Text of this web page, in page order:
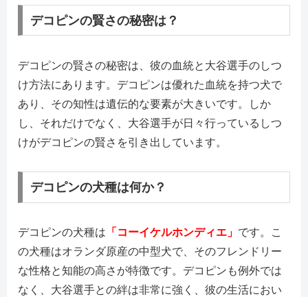
デコピンの賢さの秘密は？
デコピンの賢さの秘密は、彼の血統と大谷選手のしつ
け方法にあります。デコピンは優れた血統を持つ犬で
あり、その知性は遺伝的な要素が大きいです。しか
し、それだけでなく、大谷選手が日々行っているしつ
けがデコピンの賢さを引き出しています。
デコピンの犬種は何か？
デコピンの犬種は 「コーイケルホンディエ」 です。こ
の犬種はオランダ原産の中型犬で、そのフレンドリー
な性格と知能の高さが特徴です。デコピンも例外では
なく、大谷選手との絆は非常に強く、彼の生活におい